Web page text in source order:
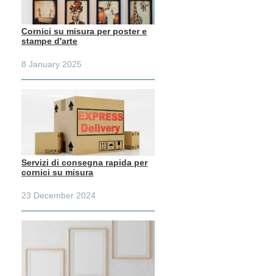
Cornici su misura per poster e
stampe d'arte
8 January 2025
Servizi di consegna rapida per
cornici su misura
23 December 2024